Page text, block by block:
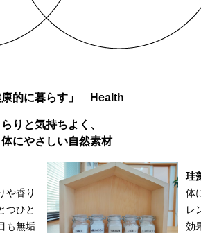
的に暮らす」 Health
らりと気持ちよく、
にやさしい自然素材
や香り
つひと
も無垢
珪
体
レ
効